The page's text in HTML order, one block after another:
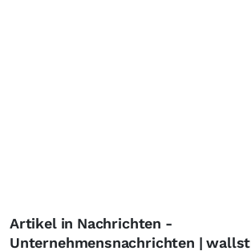
Artikel in Nachrichten -
Unternehmensnachrichten |